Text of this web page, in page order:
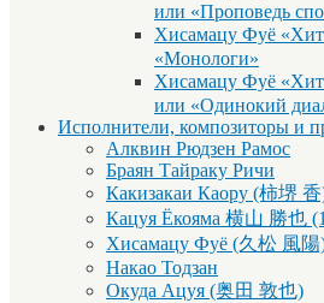
или «Проповедь
Хисамацу Фуё
«Монологи»
Хисамацу Фуё
или «Одинокий
Исполнители, композиторы и
Алквин Рюдзен Рамос
Браян Тайраку Ричи
Какизакаи Каору (柿堺
Кацуя Ёкояма 横山 勝也
Хисамацу Фуё (久松 風陽
Накао Тодзан
Окуда Ацуя (奥田 敦也)